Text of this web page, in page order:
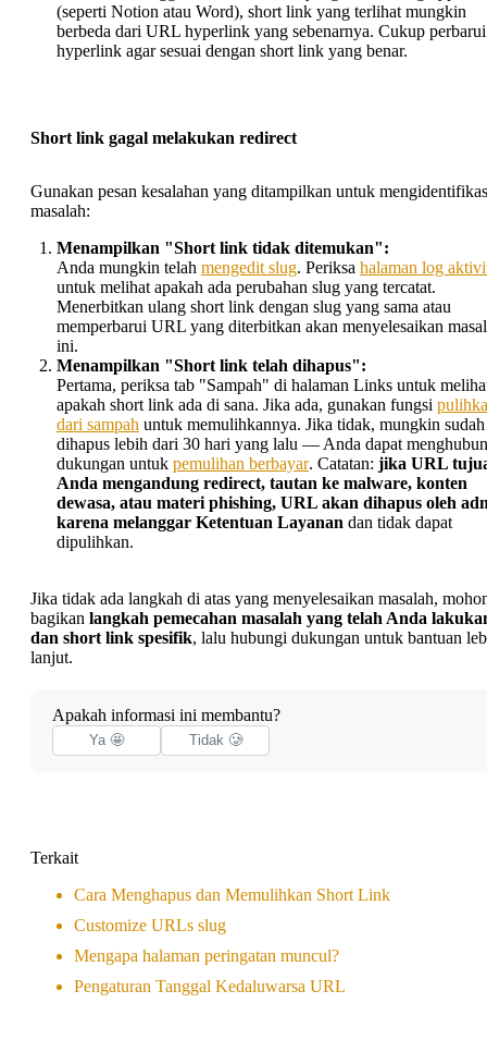
(seperti Notion atau Word), short link yang terlihat mungkin
berbeda dari URL hyperlink yang sebenarnya. Cukup perbarui
hyperlink agar sesuai dengan short link yang benar.
Short link gagal melakukan redirect
Gunakan pesan kesalahan yang ditampilkan untuk
masalah:
Menampilkan "Short link tidak ditemukan":
Anda mungkin telah mengedit slug. Periksa halaman log
untuk melihat apakah ada perubahan slug yang tercatat.
Menerbitkan ulang short link dengan slug yang sama atau
memperbarui URL yang diterbitkan akan menyelesaikan
ini.
Menampilkan "Short link telah dihapus":
Pertama, periksa tab "Sampah" di halaman Links untuk
apakah short link ada di sana. Jika ada, gunakan fungsi
dari sampah untuk memulihkannya. Jika tidak, mungkin sudah
dihapus lebih dari 30 hari yang lalu — Anda dapat
dukungan untuk pemulihan berbayar. Catatan: jika URL
Anda mengandung redirect, tautan ke malware, konten
dewasa, atau materi phishing, URL akan dihapus oleh
karena melanggar Ketentuan Layanan dan tidak dapat
dipulihkan.
Jika tidak ada langkah di atas yang menyelesaikan masalah,
bagikan langkah pemecahan masalah yang telah Anda
dan short link spesifik, lalu hubungi dukungan untuk bantuan
lanjut.
Apakah informasi ini membantu?
Ya 🤩 Tidak 🥲
Terkait
Cara Menghapus dan Memulihkan Short Link
Customize URLs slug
Mengapa halaman peringatan muncul?
Pengaturan Tanggal Kedaluwarsa URL